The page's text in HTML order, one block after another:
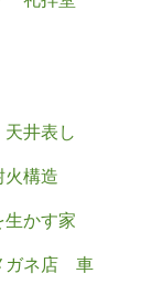
天井表し
火構造
生かす家
ガネ店
車